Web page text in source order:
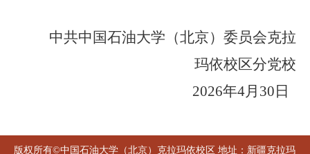
中共中国石油大学（北京） 委员会克拉
玛依校区分党校
2026年4月 30 日
版权所有©中国石油大学（北京）克拉玛依校区 地址：新疆克拉玛